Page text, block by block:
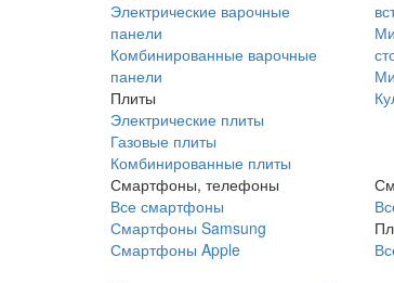
Электрические варочные
панели
Комбинированные варочные
панели
Плиты
Электрические плиты
Газовые плиты
Комбинированные плиты
Смартфоны, телефоны
Все смартфоны
Смартфоны Samsung
Смартфоны Apple